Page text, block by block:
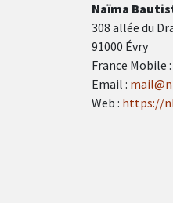
Naïma
308 allée du
91000 Évry
France Mobile
Email :
Web : https://